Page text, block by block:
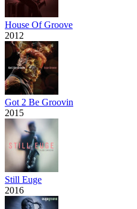
House Of Groove
2012
Got 2 Be Groovin
2015
Still Euge
2016